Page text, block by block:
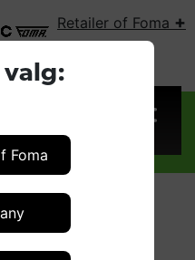
valg:
Foma
Retailer of Foma +